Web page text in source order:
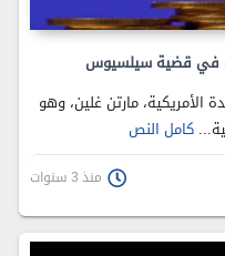
في قضية سيلسيوس
مارتن غلين، وهو
كامل النص
منذ 3 سنوات